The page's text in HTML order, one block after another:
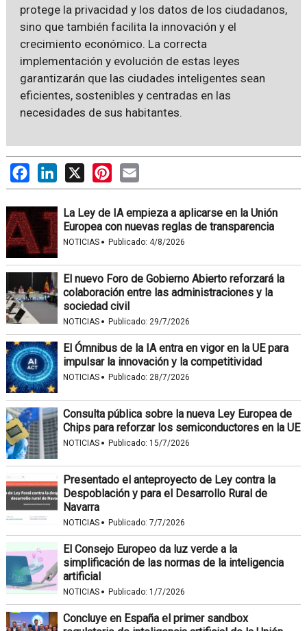
protege la privacidad y los datos de los ciudadanos,
sino que también facilita la innovación y el
crecimiento económico. La correcta
implementación y evolución de estas leyes
garantizarán que las ciudades inteligentes sean
eficientes, sostenibles y centradas en las
necesidades de sus habitantes.
FacebookLinkedIn
X PinterestEmail
La Ley de IA empieza a aplicarse en la Unión
Europea con nuevas reglas de transparencia
NOTICIAS · Publicado: 4/8/2026
El nuevo Foro de Gobierno Abierto reforzará la
colaboración entre las administraciones y la
sociedad civil
NOTICIAS · Publicado: 29/7/2026
El Ómnibus de la IA entra en vigor en la UE para
impulsar la innovación y la competitividad
NOTICIAS · Publicado: 28/7/2026
Consulta pública sobre la nueva Ley Europea de
Chips para reforzar los semiconductores en la UE
NOTICIAS · Publicado: 15/7/2026
Presentado el anteproyecto de Ley contra la
Despoblación y para el Desarrollo Rural de
Navarra
NOTICIAS · Publicado: 7/7/2026
El Consejo Europeo da luz verde a la
simplificación de las normas de la inteligencia
artificial
NOTICIAS · Publicado: 1/7/2026
Concluye en España el primer sandbox